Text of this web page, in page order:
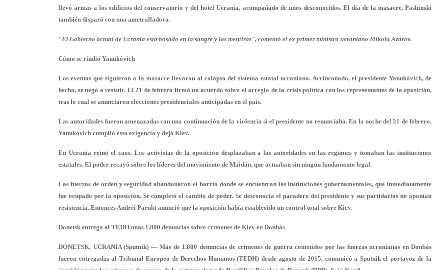
llevó armas a los edificios del conservatorio y del hotel Ucrania, acompañado de unos desconocidos. El día de la masacre, Pashinski
también disparó con una ametralladora.
"El Gobierno actual de Ucrania está basado en la sangre y las mentiras", comentó el ex primer ministro ucraniano Mikola Azárov.
Cómo se rindió Yanukóvich
Los eventos que siguieron a la masacre llevaron al colapso del sistema estatal ucraniano. Arrinconado, el presidente Yanukóvich, de
hecho, se negó a resistir. El 21 de febrero firmó un acuerdo sobre el arreglo de la crisis política con los representantes de la oposición,
tras lo cual se anunciaron elecciones presidenciales anticipadas en el país.
Las autoridades fueron amenazadas con una continuación de la violencia si el presidente no renunciaba. En la noche del 21 de febrero,
Yanukóvich cumplió esta exigencia y dejó Kiev.
En Ucrania reinó el caos. Los activistas de la oposición desplazaban a las autoridades en las regiones y tomaban las instituciones
estatales. El poder recayó sobre los líderes del movimiento de Maidán, que actuaban sin ningún fundamento legal.
Las fuerzas de orden y seguridad abandonaron el barrio donde se encuentran las instituciones gubernamentales, que inmediatamente
fue ocupado por la oposición. Se completó el cambio de poder. Se desconocía el paradero del presidente y sus partidarios no oponían
resistencia. Entonces Andréi Parubi anunció que la oposición había establecido un control total sobre Kiev.
Donetsk entrega al TEDH unas 1.800 denuncias sobre crímenes de Kiev en Donbás
DONETSK, UCRANIA (Sputnik) — Más de 1.800 denuncias de crímenes de guerra cometidos por las fuerzas ucranianas en Donbás
fueron entregadas al Tribunal Europeo de Derechos Humanos (TEDH) desde agosto de 2015, comunicó a Sputnik el portavoz de la